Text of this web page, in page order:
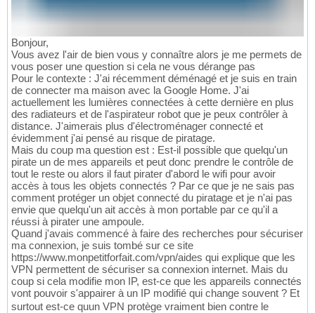
Bonjour,
Vous avez l'air de bien vous y connaître alors je me permets de
vous poser une question si cela ne vous dérange pas
Pour le contexte : J'ai récemment déménagé et je suis en train
de connecter ma maison avec la Google Home. J'ai
actuellement les lumières connectées à cette dernière en plus
des radiateurs et de l'aspirateur robot que je peux contrôler à
distance. J'aimerais plus d'électroménager connecté et
évidemment j'ai pensé au risque de piratage.
Mais du coup ma question est : Est-il possible que quelqu'un
pirate un de mes appareils et peut donc prendre le contrôle de
tout le reste ou alors il faut pirater d'abord le wifi pour avoir
accès à tous les objets connectés ? Par ce que je ne sais pas
comment protéger un objet connecté du piratage et je n'ai pas
envie que quelqu'un ait accès à mon portable par ce qu'il a
réussi à pirater une ampoule.
Quand j'avais commencé à faire des recherches pour sécuriser
ma connexion, je suis tombé sur ce site
https://www.monpetitforfait.com/vpn/aides qui explique que les
VPN permettent de sécuriser sa connexion internet. Mais du
coup si cela modifie mon IP, est-ce que les appareils connectés
vont pouvoir s'appairer à un IP modifié qui change souvent ? Et
surtout est-ce quun VPN protège vraiment bien contre le